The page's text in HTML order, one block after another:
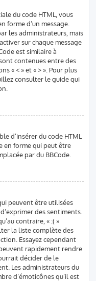
du code HTML, vous
forme d’un message.
les administrateurs, mais
sur chaque message
est similaire à
contenues entre des
« < » et « > ». Pour plus
consulter le guide qui
d’insérer du code HTML
en forme qui peut être
par du BBCode.
peuvent être utilisées
des sentiments.
contraire, « :( »
la liste complète des
Essayez cependant
rapidement rendre
décider de le
Les administrateurs du
d’émoticônes qu’il est